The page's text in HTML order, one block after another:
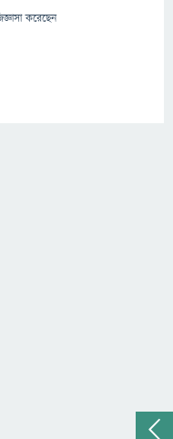
করেছেন